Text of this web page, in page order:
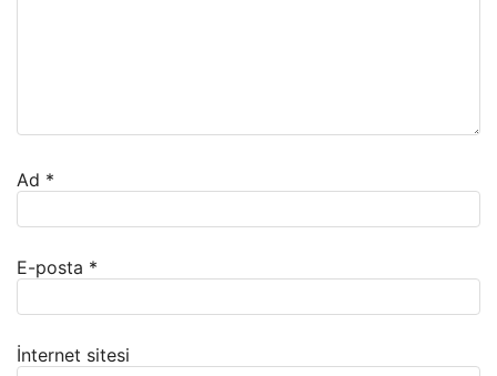
Ad *
E-posta *
İnternet sitesi